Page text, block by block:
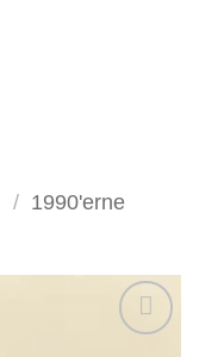
/ 1990'erne